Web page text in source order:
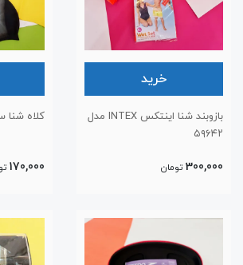
خرید
بازوبند شنا اینتکس INTEX مدل
۵۹۶۴۲
300,000 تومان
کلاه
170,000